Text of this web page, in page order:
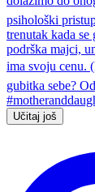
Učitaj još